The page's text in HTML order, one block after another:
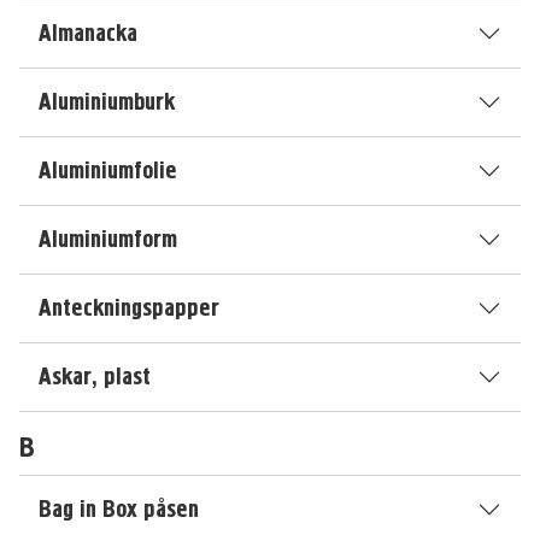
Almanacka
Aluminiumburk
Aluminiumfolie
Aluminiumform
Anteckningspapper
Askar, plast
B
Bag in Box påsen